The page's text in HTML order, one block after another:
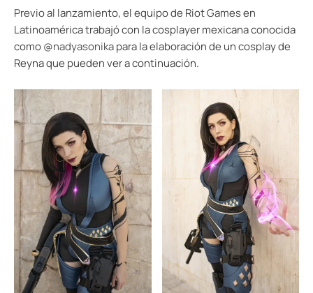
Previo al lanzamiento, el equipo de Riot Games en
Latinoamérica trabajó con la cosplayer mexicana conocida
como@nadyasonikapara la elaboración de un cosplay de
Reyna que pueden ver a continuación.